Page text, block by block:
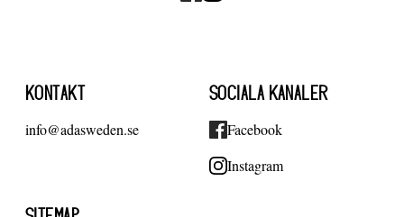
KONTAKT
info@adasweden.se
SOCIALA KANALER
Facebook
Instagram